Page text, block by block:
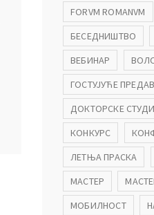
FORVM ROMANVM
БЕСЕДНИШТВО
ВЕБИНАР
ГОСТУЈУЋЕ
ДОКТОРСКЕ
КОНКУРС
ЛЕТЊА ПРАСКА
МАСТЕР
МОБИЛНОСТ